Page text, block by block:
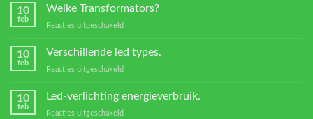
van
verlichting
10
feb
Welke Transformators?
Reacties uitgeschakeld
Transformators?
10
feb
Verschillende led types.
Reacties uitgeschakeld
led
10
feb
Led-verlichting energieverbruik.
Reacties uitgeschakeld